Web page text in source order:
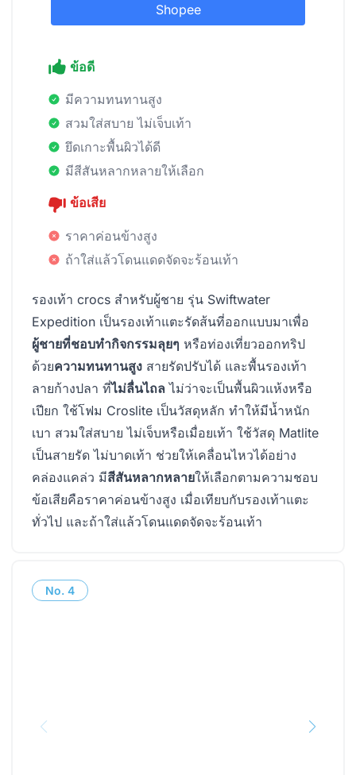
Shopee
ข้อดี
มีความทนทานสูง
สวมใส่สบาย ไม่เจ็บเท้า
ยึดเกาะพื้นผิวได้ดี
มีสีสันหลากหลายให้เลือก
ข้อเสีย
ราคาค่อนข้างสูง
ถ้าใส่แล้วโดนแดดจัดจะร้อนเท้า
รองเท้า crocs สำหรับผู้ชาย รุ่น Swiftwater
Expedition เป็นรองเท้าแตะรัดส้นที่ออกแบบมาเพื่อ
ผู้ชายที่ชอบทำกิจกรรมลุยๆ หรือท่องเที่ยวออกทริป
ด้วยความทนทานสูง สายรัดปรับได้ และพื้นรองเท้า
ลายก้างปลา ที่ไม่ลื่นไถล ไม่ว่าจะเป็นพื้นผิวแห้งหรือ
เปียก ใช้โฟม Croslite เป็นวัสดุหลัก ทำให้มีน้ำหนัก
เบา สวมใส่สบาย ไม่เจ็บหรือเมื่อยเท้า ใช้วัสดุ Matlite
เป็นสายรัด ไม่บาดเท้า ช่วยให้เคลื่อนไหวได้อย่าง
คล่องแคล่ว มีสีสันหลากหลายให้เลือกตามความชอบ
ข้อเสียคือราคาค่อนข้างสูง เมื่อเทียบกับรองเท้าแตะ
ทั่วไป และถ้าใส่แล้วโดนแดดจัดจะร้อนเท้า
No. 4